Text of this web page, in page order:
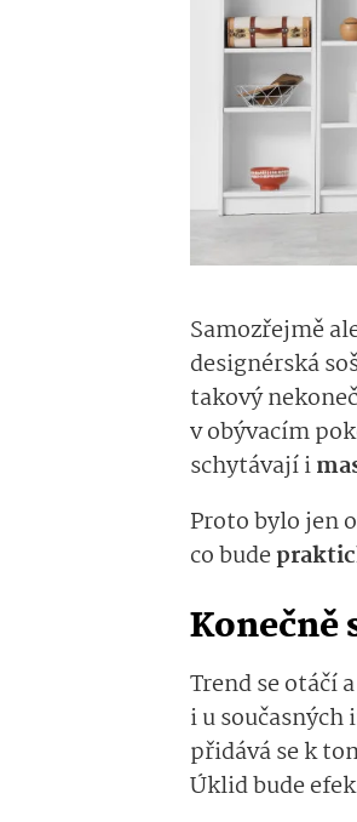
Samozřejmě
designérská
takový
v obývacím
schytávají i
Proto bylo jen
co bude
Konečně
Trend se otáčí
i u
přidává se k
Úklid bude